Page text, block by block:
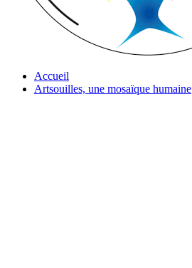
Accueil
Artsouilles, une mosaïque humaine